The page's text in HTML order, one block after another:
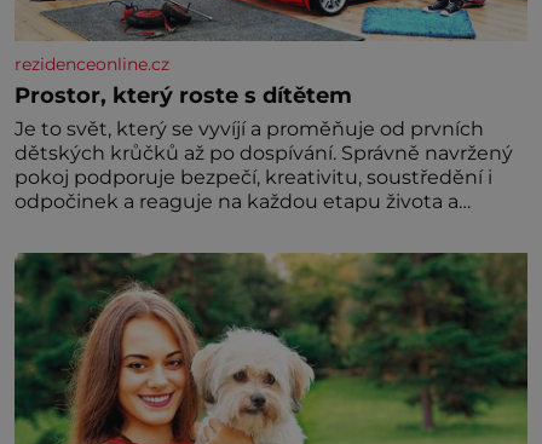
rezidenceonline.cz
Prostor, který roste s dítětem
Je to svět, který se vyvíjí a proměňuje od prvních
dětských krůčků až po dospívání. Správně navržený
pokoj podporuje bezpečí, kreativitu, soustředění i
odpočinek a reaguje na každou etapu života a
jednoduchost, měkkost a bezpečí, proto by pokoj
miminka měl působit především klidně a útulně.
Předškolní věk je